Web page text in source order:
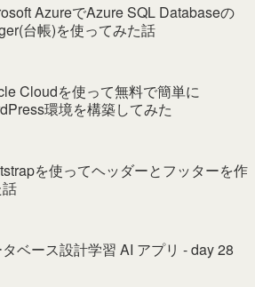
AzureでAzure SQL Databaseの
台帳)を使ってみた話
Cloudを使って無料で簡単に
環境を構築してみた
を使ってヘッダーとフッターを作
ベース設計学習 AI アプリ - day 28